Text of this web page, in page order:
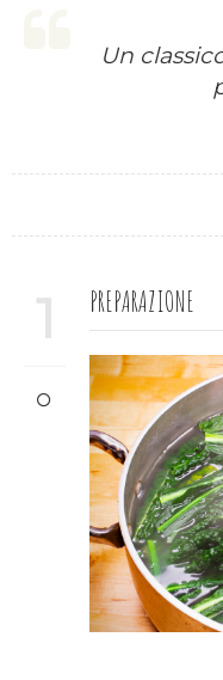
Un
1 PREPARAZIONE